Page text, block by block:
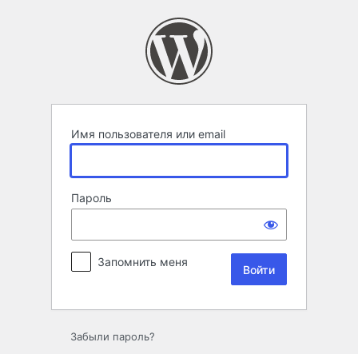
Имя пользователя или email
Пароль
Запомнить меня
Забыли пароль?